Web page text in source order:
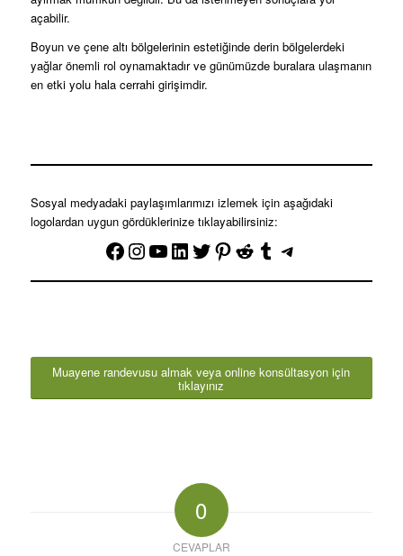
açabilir.
Boyun ve çene altı bölgelerinin estetiğinde derin bölgelerdeki
yağlar önemli rol oynamaktadır ve günümüzde buralara ulaşmanın
en etki yolu hala cerrahi girişimdir.
Sosyal medyadaki paylaşımlarımızı izlemek için aşağıdaki
logolardan uygun gördüklerinize tıklayabilirsiniz:
Muayene randevusu almak veya online konsültasyon için
tıklayınız
0
CEVAPLAR